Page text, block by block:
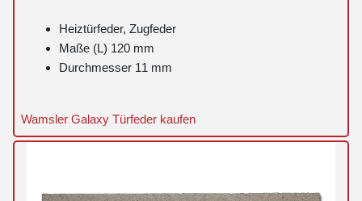
Heiztürfeder, Zugfeder
Maße (L) 120 mm
Durchmesser 11 mm
Wamsler Galaxy Türfeder kaufen